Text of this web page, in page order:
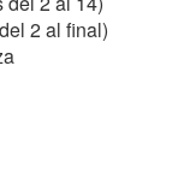
2 al final)